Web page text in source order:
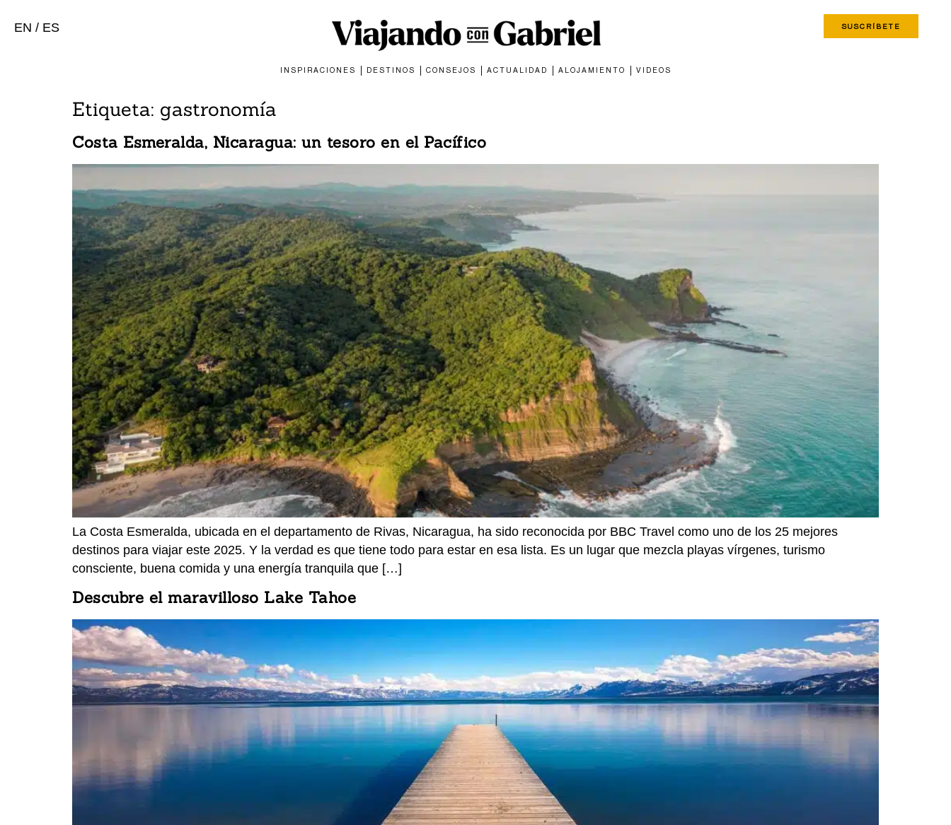
EN / ES SUSCRÍBETE
INSPIRACIONES DESTINOS CONSEJOS ACTUALIDAD ALOJAMIENTO VIDEOS
Etiqueta: gastronomía
Costa Esmeralda, Nicaragua: un tesoro en el Pacífico
La Costa Esmeralda, ubicada en el departamento de Rivas, Nicaragua, ha sido reconocida por BBC Travel como uno de los 25 mejores
destinos para viajar este 2025. Y la verdad es que tiene todo para estar en esa lista. Es un lugar que mezcla playas vírgenes, turismo
consciente, buena comida y una energía tranquila que […]
Descubre el maravilloso Lake Tahoe